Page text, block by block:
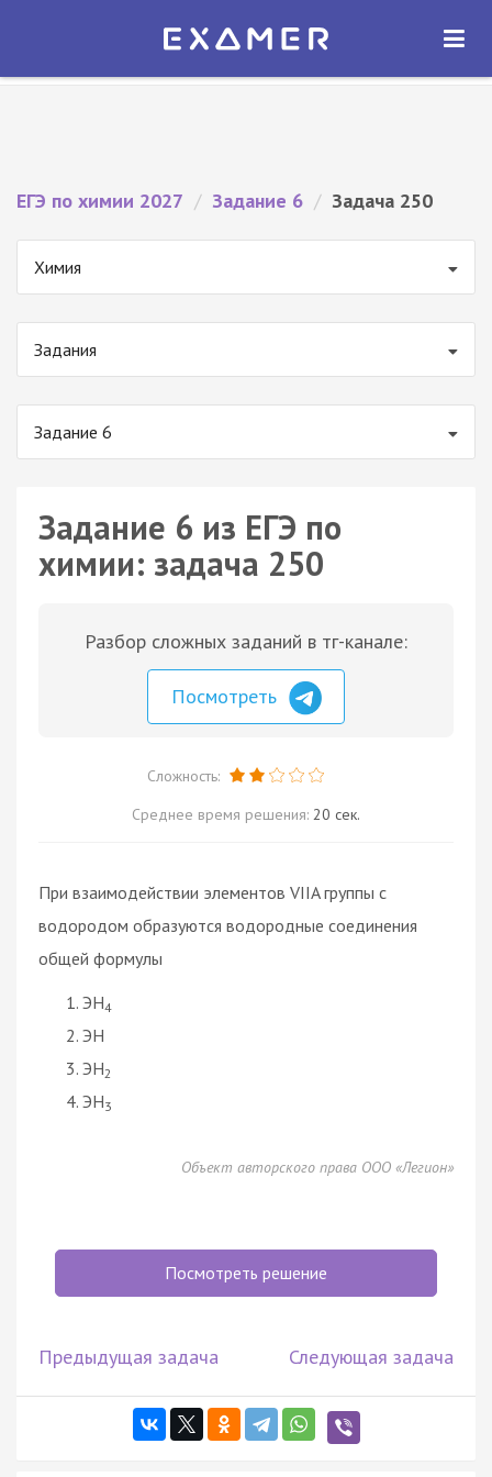
Экзамер — ЕГЭ 2027
ОТКРЫТЬ
ЕГЭ по химии 2027 / Задание 6 / Задача 250
Химия
Задания
Задание 6
Задание 6 из ЕГЭ по
химии: задача 250
Разбор сложных заданий в тг-канале:
Посмотреть
Сложность:
Среднее время решения: 20 сек.
При взаимодействии элементов VIIA группы с
водородом образуются водородные соединения
общей формулы
ЭН4
ЭН
ЭН2
ЭН3
Объект авторского права ООО «Легион»
Посмотреть решение
Предыдущая задача Следующая задача